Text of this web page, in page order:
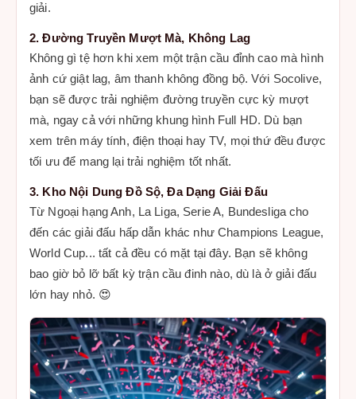
giải.
2. Đường Truyền Mượt Mà, Không Lag
Không gì tệ hơn khi xem một trận cầu đỉnh cao mà hình
ảnh cứ giật lag, âm thanh không đồng bộ. Với Socolive,
bạn sẽ được trải nghiệm đường truyền cực kỳ mượt
mà, ngay cả với những khung hình Full HD. Dù bạn
xem trên máy tính, điện thoại hay TV, mọi thứ đều được
tối ưu để mang lại trải nghiệm tốt nhất.
3. Kho Nội Dung Đồ Sộ, Đa Dạng Giải Đấu
Từ Ngoại hạng Anh, La Liga, Serie A, Bundesliga cho
đến các giải đấu hấp dẫn khác như Champions League,
World Cup... tất cả đều có mặt tại đây. Bạn sẽ không
bao giờ bỏ lỡ bất kỳ trận cầu đinh nào, dù là ở giải đấu
lớn hay nhỏ. 😍